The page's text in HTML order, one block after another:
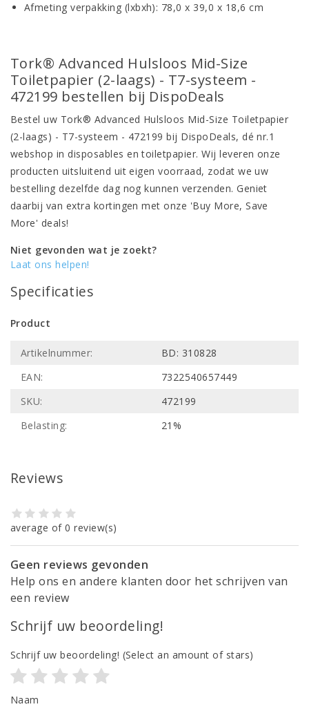
Afmeting verpakking (lxbxh): 78,0 x 39,0 x 18,6 cm
Tork® Advanced Hulsloos Mid-Size
Toiletpapier (2-laags) - T7-systeem -
472199 bestellen bij DispoDeals
Bestel uw Tork® Advanced Hulsloos Mid-Size Toiletpapier
(2-laags) - T7-systeem - 472199 bij DispoDeals, dé nr.1
webshop in disposables en toiletpapier. Wij leveren onze
producten uitsluitend uit eigen voorraad, zodat we uw
bestelling dezelfde dag nog kunnen verzenden. Geniet
daarbij van extra kortingen met onze 'Buy More, Save
More' deals!
Niet gevonden wat je zoekt?
Laat ons helpen!
Specificaties
Product
Artikelnummer:
BD: 310828
EAN:
7322540657449
SKU:
472199
Belasting:
21%
Reviews
average of 0 review(s)
Geen reviews gevonden
Help ons en andere klanten door het schrijven van
een review
Schrijf uw beoordeling!
Schrijf uw beoordeling! (Select an amount of stars)
Naam